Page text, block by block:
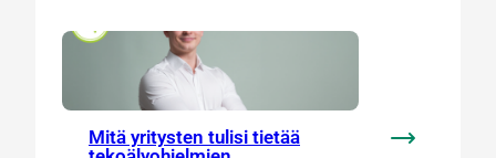
Mitä yritysten tulisi tietää